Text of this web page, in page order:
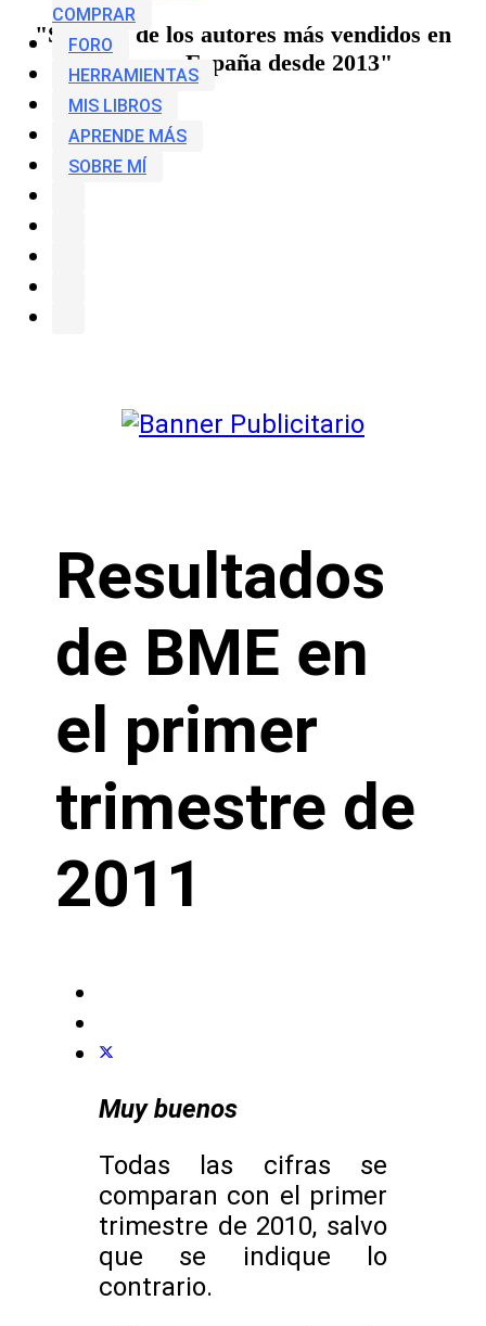
"Soy uno de los autores más vendidos en
Amazon España desde 2013"
COMPRAR
FORO
HERRAMIENTAS
MIS LIBROS
APRENDE MÁS
SOBRE MÍ
Resultados
de BME en
el primer
trimestre de
2011
Muy buenos
Todas las cifras se
comparan con el primer
trimestre de 2010, salvo
que se indique lo
contrario.